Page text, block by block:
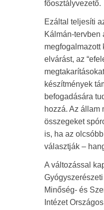
főosztályvezető.
Ezáltal teljesíti
Kálmán-tervben
megfogalmazott
elvárást, az
készítmények
befogadására
hozzá. Az állam
összegeket
is, ha az
választják –
A változással
Minőség- és
Intézet